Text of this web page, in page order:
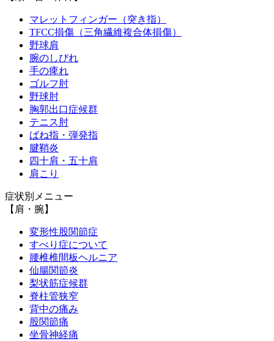
マレットフィンガー（突き指）
TFCC損傷（三角繊維複合体損傷）
野球肩
腕のしびれ
手の痺れ
ゴルフ肘
野球肘
胸郭出口症候群
テニス肘
ばね指・弾発指
腱鞘炎
四十肩・五十肩
肩こり
症状別メニュー
【肩・腕】
変形性股関節症
すべり症について
腰椎椎間板ヘルニア
仙腸関節炎
梨状筋症候群
脊柱管狭窄
背中の痛み
股関節痛
坐骨神経痛